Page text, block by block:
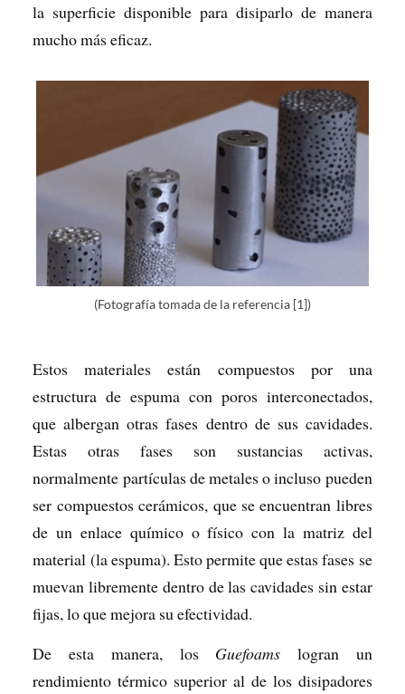
la superficie disponible para disiparlo de manera
mucho más eficaz.
(Fotografía tomada de la referencia [1])
Estos materiales están compuestos por una
estructura de espuma con poros interconectados,
que albergan otras fases dentro de sus cavidades.
Estas otras fases son sustancias activas,
normalmente partículas de metales o incluso pueden
ser compuestos cerámicos, que se encuentran libres
de un enlace químico o físico con la matriz del
material (la espuma). Esto permite que estas fases se
muevan libremente dentro de las cavidades sin estar
fijas, lo que mejora su efectividad.
De esta manera, los Guefoams logran un
rendimiento térmico superior al de los disipadores